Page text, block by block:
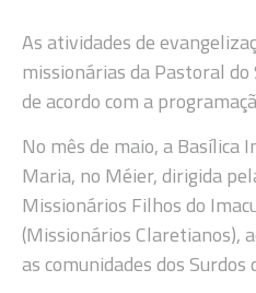
As atividades de
missionárias da Pastoral
de acordo com a
No mês de maio, a Basílica
Maria, no Méier, dirigida
Missionários Filhos do
(Missionários Claretianos),
as comunidades dos Surdos